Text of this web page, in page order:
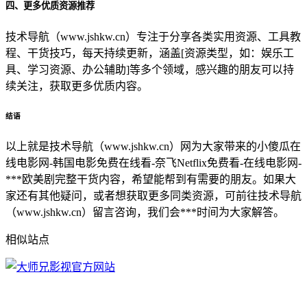
四、更多优质资源推荐
技术导航（www.jshkw.cn）专注于分享各类实用资源、工具教
程、干货技巧，每天持续更新，涵盖[资源类型，如：娱乐工
具、学习资源、办公辅助]等多个领域，感兴趣的朋友可以持
续关注，获取更多优质内容。
结语
以上就是技术导航（www.jshkw.cn）网为大家带来的小傻瓜在
线电影网-韩国电影免费在线看-奈飞Netflix免费看-在线电影网-
***欧美剧完整干货内容，希望能帮到有需要的朋友。如果大
家还有其他疑问，或者想获取更多同类资源，可前往技术导航
（www.jshkw.cn）留言咨询，我们会***时间为大家解答。
相似站点